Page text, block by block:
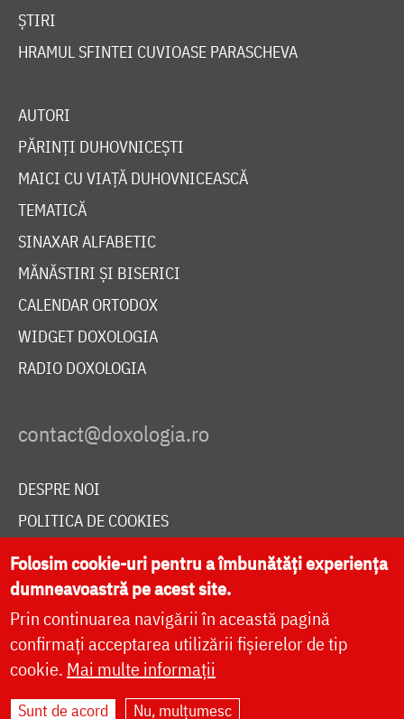
ȘTIRI
HRAMUL SFINTEI CUVIOASE PARASCHEVA
AUTORI
PĂRINȚI DUHOVNICEȘTI
MAICI CU VIAȚĂ DUHOVNICEASCĂ
TEMATICĂ
SINAXAR ALFABETIC
MĂNĂSTIRI ȘI BISERICI
CALENDAR ORTODOX
WIDGET DOXOLOGIA
RADIO DOXOLOGIA
DESPRE NOI
POLITICA DE COOKIES
DONEAZĂ ONLINE PENTRU CATEDRALA NAȚIONALĂ
LIVE
Site dezvoltat deDOXOLOGIA MEDIA
Folosim cookie-uri pentru a îmbunătăți experiența
dumneavoastră pe acest site.
Prin continuarea navigării în această pagină
confirmați acceptarea utilizării fișierelor de tip
cookie. Mai multe informații
Sunt de acord Nu, mulțumesc